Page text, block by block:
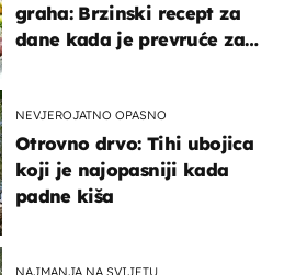
graha: Brzinski recept za
dane kada je prevruće za
NEVJEROJATNO OPASNO
Otrovno drvo: Tihi ubojica
koji je najopasniji kada
padne kiša
NAJMANJA NA SVIJETU